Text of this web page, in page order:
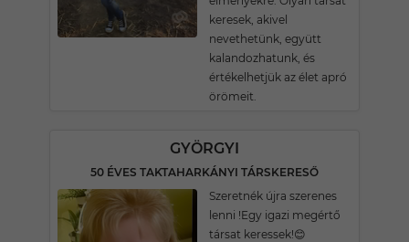
keresek, akivel
nevethetünk, együtt
kalandozhatunk, és
értékelhetjük az élet apró
örömeit.
GYÖRGYI
50 ÉVES TAKTAHARKÁNYI TÁRSKERESŐ
Szeretnék újra szerenes
lenni !Egy igazi megértő
társat keressek!😊